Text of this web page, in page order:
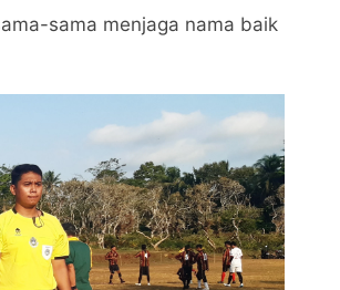
sama menjaga nama baik